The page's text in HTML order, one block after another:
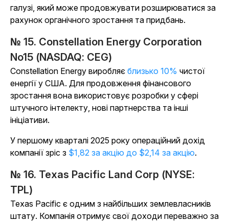
галузі, який може продовжувати розширюватися за
рахунок органічного зростання та придбань.
№ 15. Constellation Energy Corporation
No15 (NASDAQ: CEG)
Constellation Energy виробляє близько 10% чистої
енергії у США. Для продовження фінансового
зростання вона використовує розробки у сфері
штучного інтелекту, нові партнерства та інші
ініціативи.
У першому кварталі 2025 року операційний дохід
компанії зріс з $1,82 за акцію до $2,14 за акцію.
№ 16. Texas Pacific Land Corp (NYSE:
TPL)
Texas Pacific є одним з найбільших землевласників
штату. Компанія отримує свої доходи переважно за